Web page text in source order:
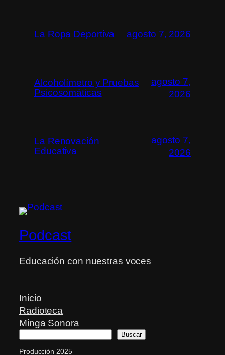
La Ropa Deportiva agosto 7, 2026
Alcoholímetro y Pruebas
Psicosomáticas
agosto 7,
2026
La Renovación
Educativa
agosto 7,
2026
Podcast
Educación con nuestras voces
Inicio
Radioteca
Minga Sonora
Buscar
Producción 2025